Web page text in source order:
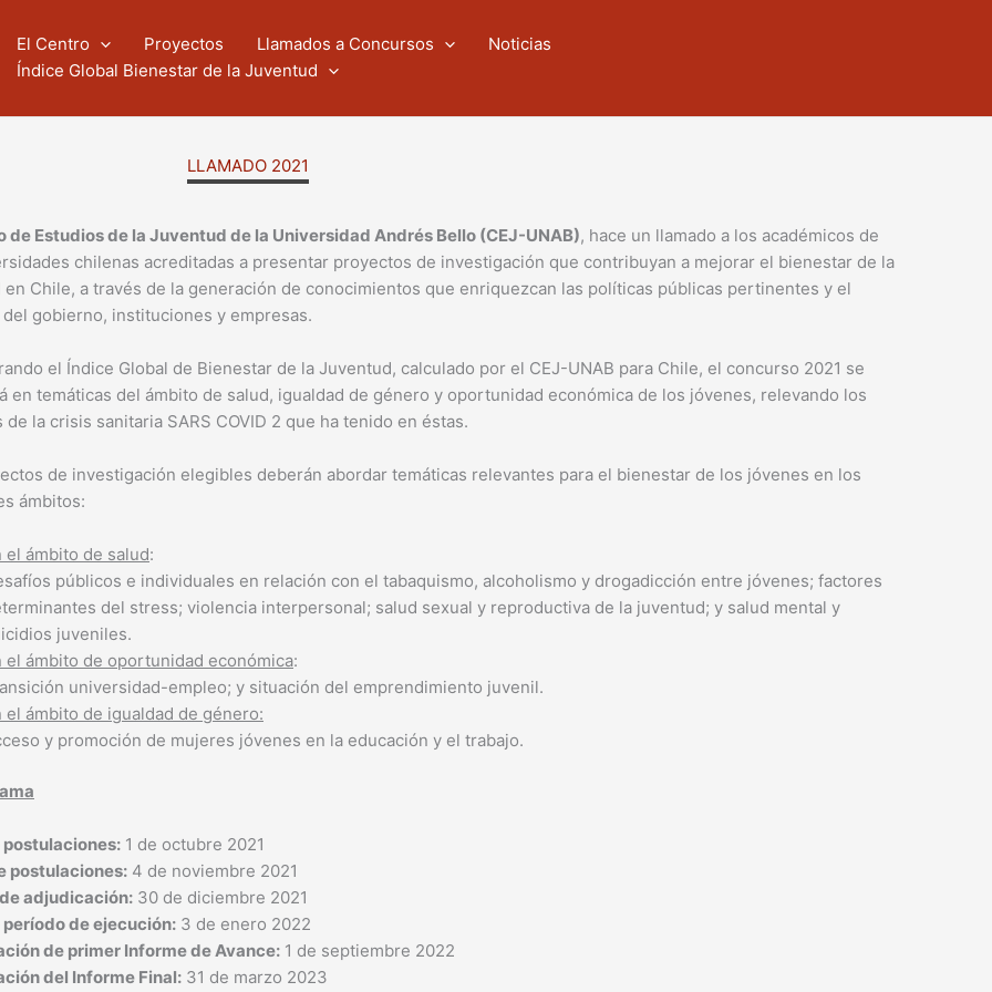
El Centro Proyectos Llamados a Concursos
Noticias
Índice Global Bienestar de la Juventud
LLAMADO 2021
de Estudios de la Juventud de la Universidad Andrés Bello (CEJ-UNAB), hace un llamado a los académicos de
chilenas acreditadas a presentar proyectos de investigación que contribuyan a mejorar el bienestar de la
en Chile, a través de la generación de conocimientos que enriquezcan las políticas públicas pertinentes y el
del gobierno, instituciones y empresas.
el Índice Global de Bienestar de la Juventud, calculado por el CEJ-UNAB para Chile, el concurso 2021 se
en temáticas del ámbito de salud, igualdad de género y oportunidad económica de los jóvenes, relevando los
de la crisis sanitaria SARS COVID 2 que ha tenido en éstas.
de investigación elegibles deberán abordar temáticas relevantes para el bienestar de los jóvenes en los
ámbitos:
el ámbito de salud:
públicos e individuales en relación con el tabaquismo, alcoholismo y drogadicción entre jóvenes; factores
del stress; violencia interpersonal; salud sexual y reproductiva de la juventud; y salud mental y
juveniles.
el ámbito de oportunidad económica:
universidad-empleo; y situación del emprendimiento juvenil.
el ámbito de igualdad de género:
y promoción de mujeres jóvenes en la educación y el trabajo.
postulaciones: 1 de octubre 2021
postulaciones: 4 de noviembre 2021
adjudicación: 30 de diciembre 2021
período de ejecución: 3 de enero 2022
de primer Informe de Avance: 1 de septiembre 2022
del Informe Final: 31 de marzo 2023